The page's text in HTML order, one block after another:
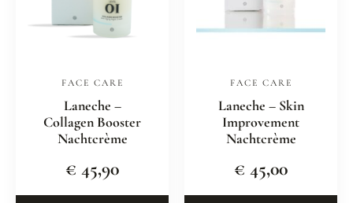
FACE CARE
Laneche –
Collagen Booster
Nachtcrème
€ 45,90
FACE CARE
Laneche – Skin
Improvement
Nachtcrème
€ 45,00